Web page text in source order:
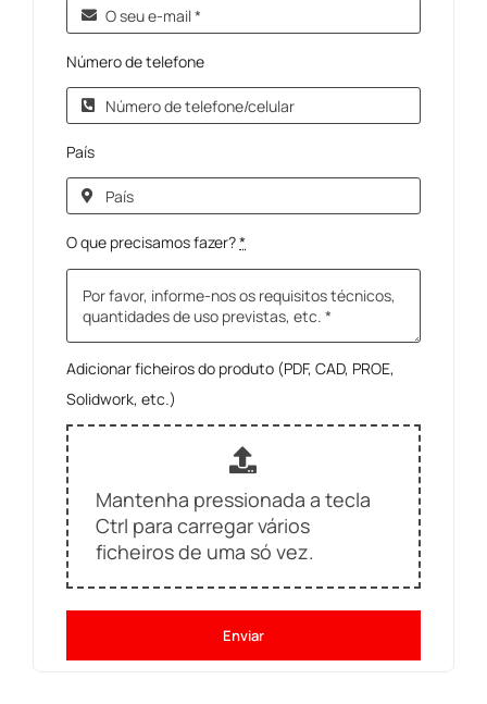
Número de telefone
País
O que precisamos fazer?*
Adicionar ficheiros do produto (PDF, CAD, PROE,
Solidwork, etc.)
Mantenha pressionada a tecla
Ctrl para carregar vários
ficheiros de uma só vez.
Enviar